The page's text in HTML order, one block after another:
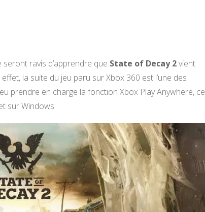
ravis d’apprendre que State of Decay 2vient
la suite du jeu paru sur Xbox 360 est l’une des
prendre en charge la fonction Xbox Play Anywhere, ce
sur Windows.